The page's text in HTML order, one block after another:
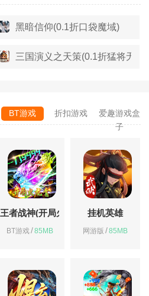
黑暗信仰(0.1折口袋魔域)
三国演义之天策(0.1折猛将无敌
BT游戏 折扣游戏
爱趣游戏盒
子
王者战神(开局火龙套)
BT游戏/85MB
挂机英雄
网游版 /85MB